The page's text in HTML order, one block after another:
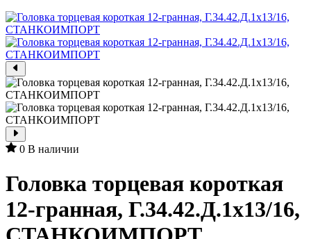
0 В наличии
Головка торцевая короткая
12-гранная, Г.34.42.Д.1x13/16,